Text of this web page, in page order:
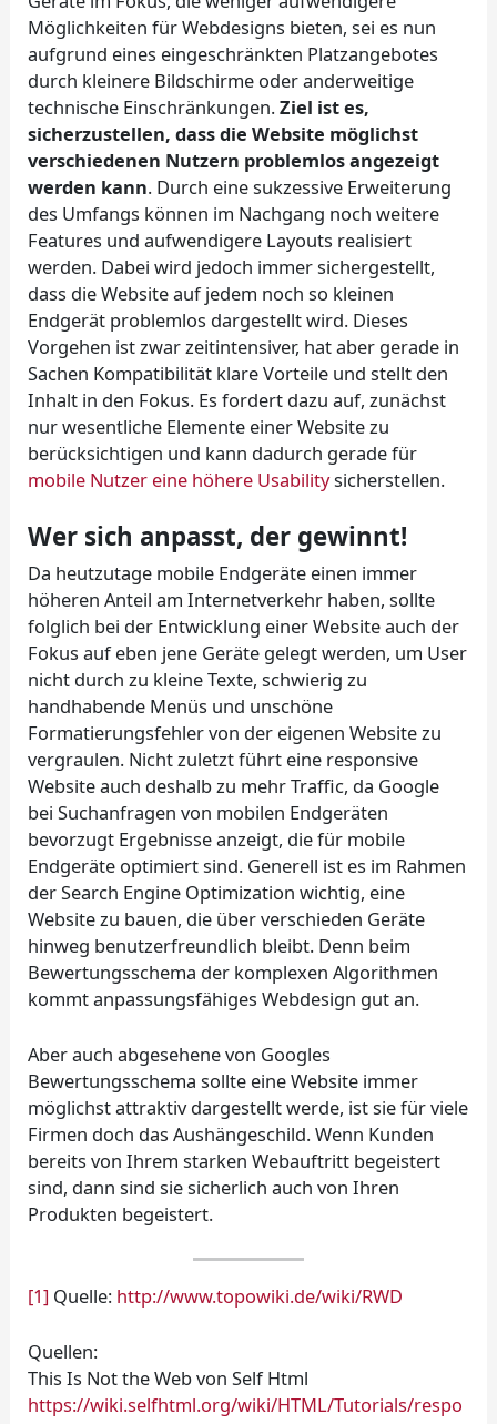
Möglichkeiten für Webdesigns bieten, sei es nun
aufgrund eines eingeschränkten Platzangebotes
durch kleinere Bildschirme oder anderweitige
technische Einschränkungen.Ziel ist es,
sicherzustellen, dass die Website möglichst
verschiedenen Nutzern problemlos angezeigt
werden kann. Durch eine sukzessive Erweiterung
des Umfangs können im Nachgang noch weitere
Features und aufwendigere Layouts realisiert
werden. Dabei wird jedoch immer sichergestellt,
dass die Website auf jedem noch so kleinen
Endgerät problemlos dargestellt wird. Dieses
Vorgehen ist zwar zeitintensiver, hat aber gerade in
Sachen Kompatibilität klare Vorteile und stellt den
Inhalt in den Fokus. Es fordert dazu auf, zunächst
nur wesentliche Elemente einer Website zu
berücksichtigen und kann dadurch gerade für
mobile Nutzer eine höhere Usabilitysicherstellen.
Wer sich anpasst, der gewinnt!
Da heutzutage mobile Endgeräte einen immer
höheren Anteil am Internetverkehr haben, sollte
folglich bei der Entwicklung einer Website auch der
Fokus auf eben jene Geräte gelegt werden, um User
nicht durch zu kleine Texte, schwierig zu
handhabende Menüs und unschöne
Formatierungsfehler von der eigenen Website zu
vergraulen. Nicht zuletzt führt eine responsive
Website auch deshalb zu mehr Traffic, da Google
bei Suchanfragen von mobilen Endgeräten
bevorzugt Ergebnisse anzeigt, die für mobile
Endgeräte optimiert sind. Generell ist es im Rahmen
der Search Engine Optimization wichtig, eine
Website zu bauen, die über verschieden Geräte
hinweg benutzerfreundlich bleibt. Denn beim
Bewertungsschema der komplexen Algorithmen
kommt anpassungsfähiges Webdesign gut an.
Aber auch abgesehene von Googles
Bewertungsschema sollte eine Website immer
möglichst attraktiv dargestellt werde, ist sie für viele
Firmen doch das Aushängeschild. Wenn Kunden
bereits von Ihrem starken Webauftritt begeistert
sind, dann sind sie sicherlich auch von Ihren
Produkten begeistert.
[1] Quelle: http://www.topowiki.de/wiki/RWD
Quellen:
This Is Not the Web von Self Html
https://wiki.selfhtml.org/wiki/HTML/Tutorials/respo